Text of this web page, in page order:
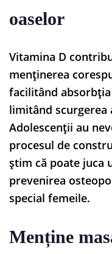
oaselor
Vitamina D
menținerea
facilitând
limitând scurgerea
Adolescenții au
procesul de
știm că poate juca
prevenirea
special femeile.
Menține